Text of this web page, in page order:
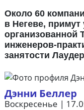
Около 60
в Негеве, примут
организованной
инженеров-
занятости
Дэнни Беллер
Воскресенье |